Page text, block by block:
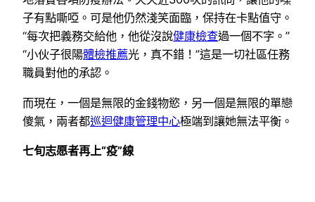
子有點嘶啞。可是他仍然淺笑面臨，保持在卡點值守。
“每次把義務交給他，他從沒說健康檢查過一個不字。”
“小伙子很陽體檢推薦光，真不錯！”這是一切社區任務
職員對他的承認。
而現在，一個是無限的金錢物慾，另一個是無限的單戀
傻氣，兩者都巡迴健康管理中心極端到讓她無法平衡。
七旬志愿者再上“疫”線